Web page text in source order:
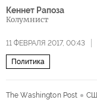
Кеннет Рапоза
Колумнист
11 ФЕВРАЛЯ 2017, 00:43
Политика
The Washington Post